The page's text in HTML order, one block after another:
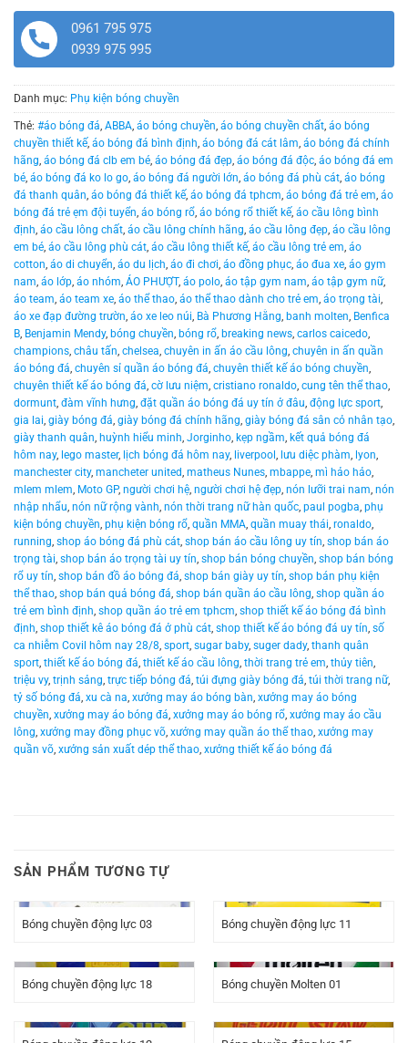
0961 795 975
0939 975 995
Danh mục: Phụ kiện bóng chuyền
Thẻ: #áo bóng đá, ABBA, áo bóng chuyền, áo bóng chuyền chất, áo bóng
chuyền thiết kế, áo bóng đá bình định, áo bóng đá cát lâm, áo bóng đá chính
hãng, áo bóng đá clb em bé, áo bóng đá đẹp, áo bóng đá độc, áo bóng đá em
bé, áo bóng đá ko lo go, áo bóng đá người lớn, áo bóng đá phù cát, áo bóng
đá thanh quân, áo bóng đá thiết kế, áo bóng đá tphcm, áo bóng đá trẻ em, áo
bóng đá trẻ ẹm đội tuyển, áo bóng rổ, áo bóng rổ thiết kế, áo cầu lông bình
định, áo cầu lông chất, áo cầu lông chính hãng, áo cầu lông đẹp, áo cầu lông
em bé, áo cầu lông phù cát, áo cầu lông thiết kế, áo cầu lông trẻ em, áo
cotton, áo di chuyển, áo du lịch, áo đi chơi, áo đồng phục, áo đua xe, áo gym
nam, áo lớp, áo nhóm, ÁO PHƯỢT, áo polo, áo tập gym nam, áo tập gym nữ,
áo team, áo team xe, áo thể thao, áo thể thao dành cho trẻ em, áo trọng tài,
áo xe đạp đường trườn, áo xe leo núi, Bà Phương Hằng, banh molten, Benfica
B, Benjamin Mendy, bóng chuyền, bóng rổ, breaking news, carlos caicedo,
champions, châu tấn, chelsea, chuyên in ấn áo cầu lông, chuyên in ấn quần
áo bóng đá, chuyên sỉ quần áo bóng đá, chuyên thiết kế áo bóng chuyền,
chuyên thiết kế áo bóng đá, cờ lưu niệm, cristiano ronaldo, cung tên thể thao,
dormunt, đàm vĩnh hưng, đặt quần áo bóng đá uy tín ở đâu, động lực sport,
gia lai, giày bóng đá, giày bóng đá chính hãng, giày bóng đá sân cỏ nhân tạo,
giày thanh quân, huỳnh hiểu minh, Jorginho, kẹp ngầm, kết quả bóng đá
hôm nay, lego master, lịch bóng đá hôm nay, liverpool , lưu diệc phàm, lyon,
manchester city, mancheter united, matheus Nunes, mbappe, mì hảo hảo,
mlem mlem, Moto GP, người chơi hệ, người chơi hệ đẹp, nón lưỡi trai nam, nón
nhập nhẩu, nón nữ rộng vành, nón thời trang nữ hàn quốc, paul pogba, phụ
kiện bóng chuyền, phụ kiện bóng rổ, quần MMA, quần muay thái, ronaldo,
running, shop áo bóng đá phù cát, shop bán áo cầu lông uy tín, shop bán áo
trọng tài, shop bán áo trọng tài uy tín, shop bán bóng chuyền, shop bán bóng
rổ uy tín, shop bán đồ áo bóng đá, shop bán giày uy tín, shop bán phụ kiện
thể thao, shop bán quả bóng đá, shop bán quần áo cầu lông, shop quần áo
trẻ em bình định, shop quần áo trẻ em tphcm, shop thiết kế áo bóng đá bình
định, shop thiết kê áo bóng đá ở phù cát, shop thiết kế áo bóng đá uy tín, số
ca nhiễm Covil hôm nay 28/8, sport, sugar baby, suger dady, thanh quân
sport, thiết kế áo bóng đá, thiết kế áo cầu lông, thời trang trẻ em, thủy tiên,
triệu vy, trịnh sảng, trực tiếp bóng đá, túi đựng giày bóng đá, túi thời trang nữ,
tỷ số bóng đá, xu cà na, xưởng may áo bóng bàn, xưởng may áo bóng
chuyền, xưởng may áo bóng đá, xưởng may áo bóng rổ, xưởng may áo cầu
lông, xưởng may đồng phục võ, xưởng may quần áo thể thao, xưởng may
quần võ, xưởng sản xuất dép thể thao, xưởng thiết kế áo bóng đá
SẢN PHẨM TƯƠNG TỰ
Bóng chuyền động lực 03 Bóng chuyền động lực 11
Bóng chuyền động lực 18 Bóng chuyền Molten 01